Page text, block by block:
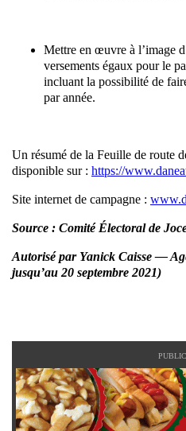
Mettre en œuvre à l’image
versements égaux pour le
incluant la possibilité de
par année.
Un résumé de la Feuille de route
disponible sur : https://
Site internet de campagne :
Source : Comité Électoral de
Autorisé par Yanick Caisse —
jusqu’au 20 septembre 2021)